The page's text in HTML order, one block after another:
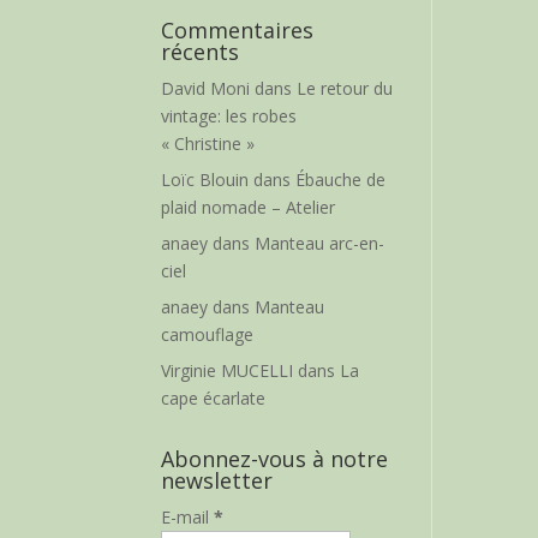
Commentaires
récents
David Moni dans Le retour du
vintage: les robes
« Christine »
Loïc Blouin dans Ébauche de
plaid nomade – Atelier
anaey dans Manteau arc-en-
ciel
anaey dans Manteau
camouflage
Virginie MUCELLI dans La
cape écarlate
Abonnez-vous à notre
newsletter
E-mail*